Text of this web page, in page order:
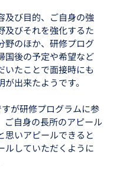
及び目的、ご自身の強
及びそれを強化するた
野のほか、研修プログ
国後の予定や希望など
いたことで面接時にも
出来たようです。
が研修プログラムに参
ご自身の長所のアピール
思いアピールできると
ルしていただくように